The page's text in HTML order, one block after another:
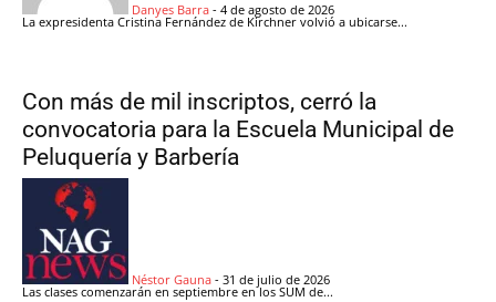
Danyes Barra - 4 de agosto de 2026
La expresidenta Cristina Fernández de Kirchner volvió a ubicarse...
Con más de mil inscriptos, cerró la
convocatoria para la Escuela Municipal de
Peluquería y Barbería
Néstor Gauna - 31 de julio de 2026
Las clases comenzarán en septiembre en los SUM de...